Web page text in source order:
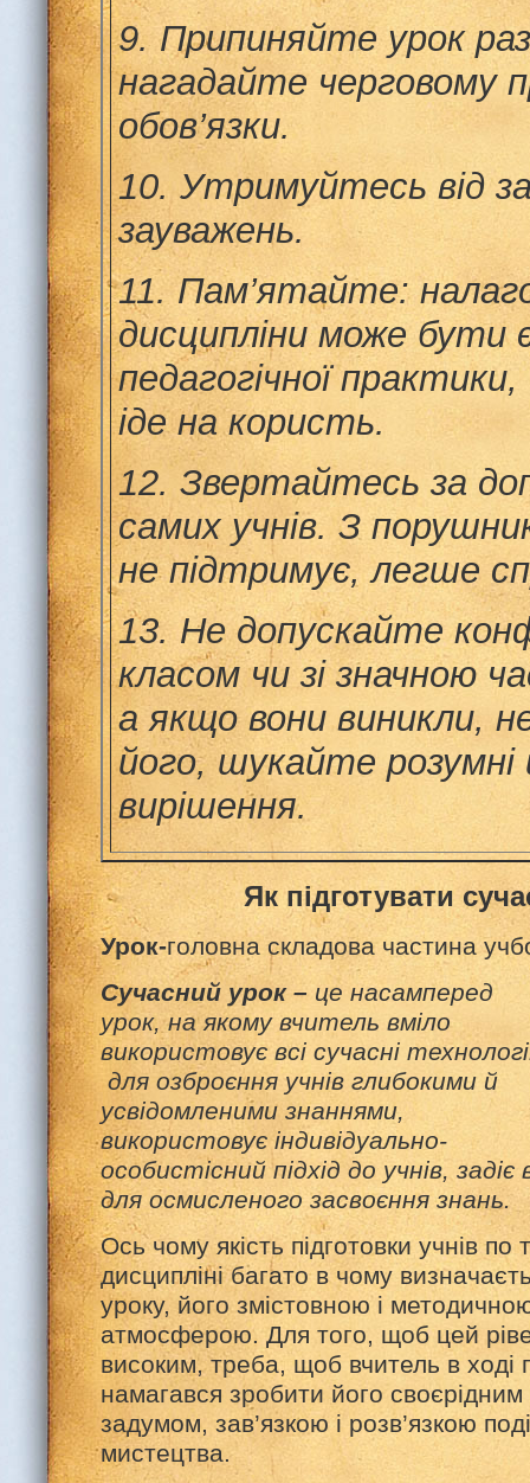
9.Припиняйте урок
нагадайте черговому
обов’язки.
10. Утримуйтесь від
зауважень.
11. Пам’ятайте:
дисципліни може бути
педагогічної
іде на користь.
12. Звертайтесь за
самих учнів. З
не підтримує, легше
13. Не допускайте
класом чи зі значною
а якщо вони виникли,
його, шукайте
вирішення.
Як підготувати
Урок-головна складова частина
Сучасний урок – це насамперед
урок, на якому вчитель вміло
використовує всі сучасні
для озброєння учнів глибокими й
усвідомленими знаннями,
використовує індивідуально-
особистісний підхід до учнів,
для осмисленого засвоєння знань.
Ось чому якість підготовки учнів по
дисципліні багато в чому
уроку, його змістовною і
атмосферою. Для того, щоб цей
високим, треба, щоб вчитель в ході
намагався зробити його своєрідним
задумом, зав’язкою і розв’язкою
мистецтва.